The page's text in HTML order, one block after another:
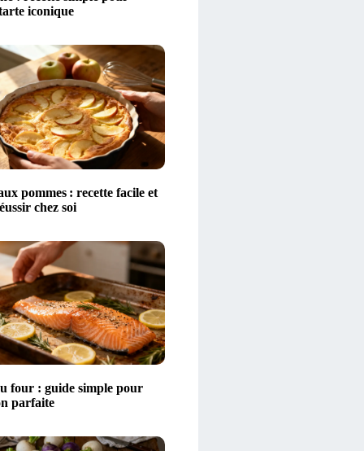
iconique
pommes : recette facile et
chez soi
four : guide simple pour
parfaite